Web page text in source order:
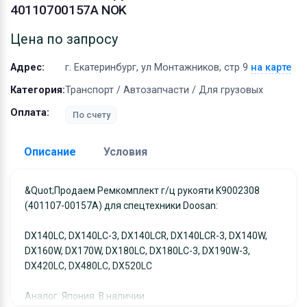
40110700157A NOK
Цена по запросу
Адрес: г. Екатеринбург, ул Монтажников, стр 9 на карте
Категория:Транспорт / Автозапчасти / Для грузовых
Оплата:
По счету
Описание Условия
&quot;Продаем Ремкомплект г/ц рукояти K9002308
(401107-00157A) для спецтехники Doosan:
DX140LC, DX140LC-3, DX140LCR, DX140LCR-3, DX140W,
DX160W, DX170W, DX180LC, DX180LC-3, DX190W-3,
DX420LC, DX480LC, DX520LC
Аналог. Япония. В наличии
Доставка:
Адрес самовывоза:г. Екатеринбург, ул
Условия и гарантии:
Отправка товара осуществляется в течение 2-х
отслеживанием местоположения посылки и